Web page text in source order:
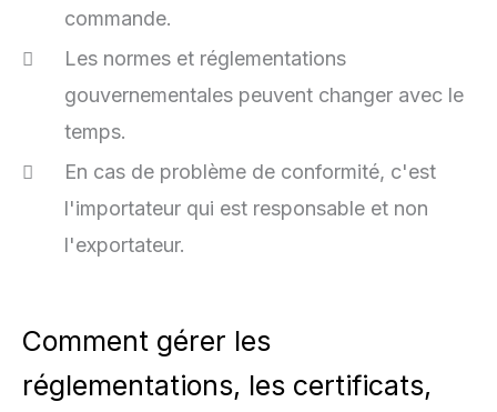
commande.
Les normes et réglementations
gouvernementales peuvent changer avec le
temps.
En cas de problème de conformité, c'est
l'importateur qui est responsable et non
l'exportateur.
Comment gérer les
réglementations, les certificats,